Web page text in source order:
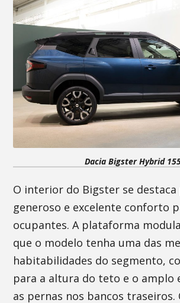
Dacia Bigster Hybrid
O interior do Bigster se destaca
generoso e excelente conforto
ocupantes. A plataforma
que o modelo tenha uma das
habitabilidades do segmento,
para a altura do teto e o amplo
as pernas nos bancos traseiros.